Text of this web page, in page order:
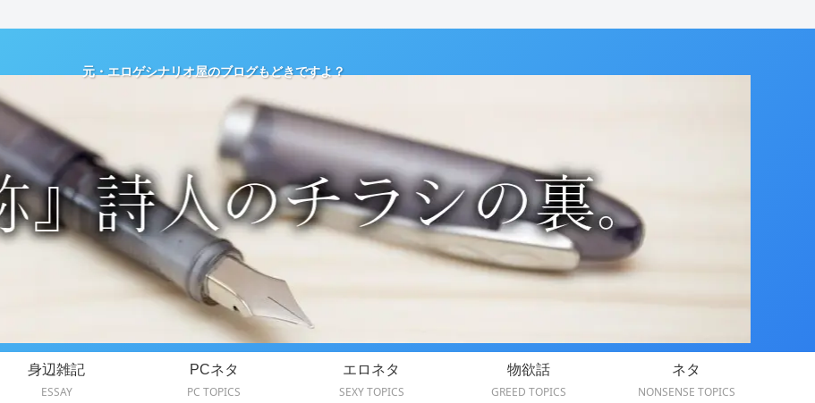
元・エロゲシナリオ屋のブログもどきですよ？
身辺雑記
ESSAY
PCネタ
PC TOPICS
エロネタ
SEXY TOPICS
物欲話
GREED TOPICS
ネタ
NONSENSE TOPICS